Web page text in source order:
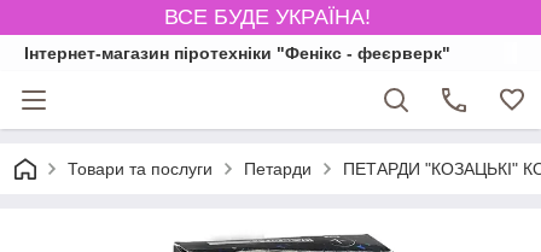
ВСЕ БУДЕ УКРАЇНА!
Інтернет-магазин піротехніки "Фенікс - феєрверк"
Товари та послуги Петарди ПЕТАРДИ "КОЗАЦЬКІ"